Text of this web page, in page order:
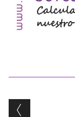
Post